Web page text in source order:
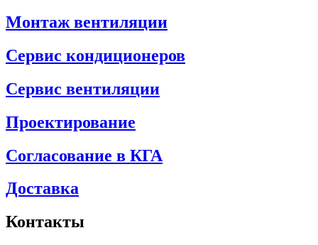
Монтаж вентиляции
Сервис кондиционеров
Сервис вентиляции
Проектирование
Согласование в КГА
Доставка
Контакты